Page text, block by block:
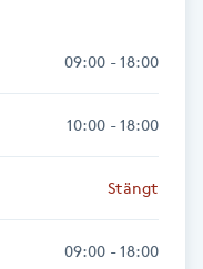
09:00 - 18:00
10:00 - 18:00
Stängt
09:00 - 18:00